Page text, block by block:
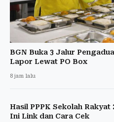
BGN Buka 3 Jalur
Lapor Lewat PO Box
8 jam lalu
Hasil PPPK Sekolah Rakyat
Ini Link dan Cara Cek